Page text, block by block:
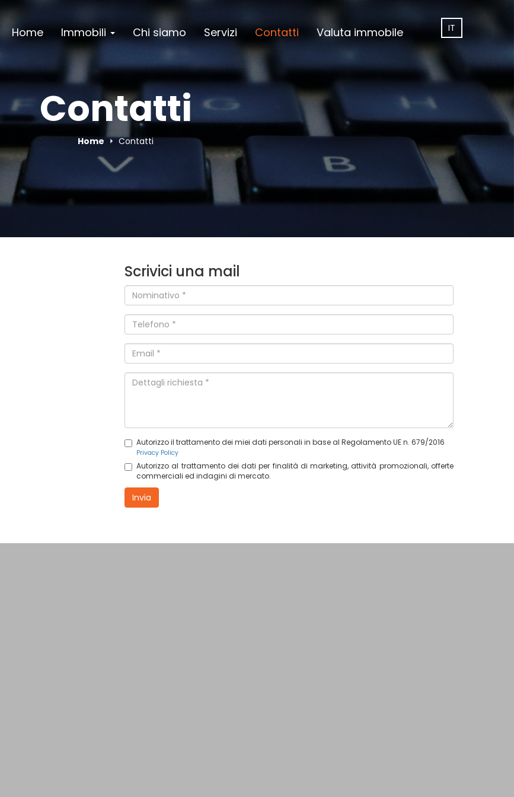
Home Immobili Chi siamo Servizi Contatti Valuta immobile IT
Contatti
Home Contatti
Scrivici una mail
Nominativo
*
Telefono
*
Email
*
Dettagli
richiesta
Autorizzo il trattamento dei miei dati personali in base al Regolamento UE n. 679/2016
Privacy Policy
Autorizzo al trattamento dei dati per finalità di marketing, attività promozionali, offerte
commerciali ed indagini di mercato.
Invia